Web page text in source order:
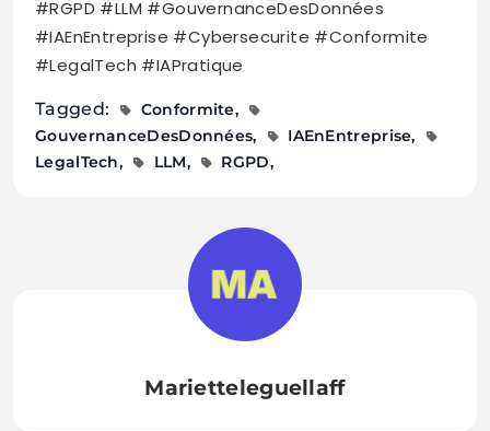
#RGPD #LLM #GouvernanceDesDonnées
#IAEnEntreprise #Cybersecurite #Conformite
#LegalTech #IAPratique
Tagged:
Conformite
GouvernanceDesDonnées
IAEnEntreprise
LegalTech
LLM RGPD
Marietteleguellaff